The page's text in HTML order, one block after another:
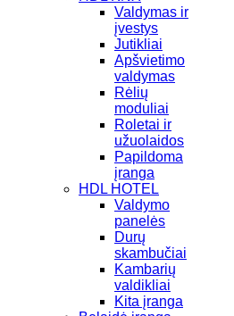
Valdymas ir
įvestys
Jutikliai
Apšvietimo
valdymas
Rėlių
moduliai
Roletai ir
užuolaidos
Papildoma
įranga
HDL HOTEL
Valdymo
panelės
Durų
skambučiai
Kambarių
valdikliai
Kita įranga